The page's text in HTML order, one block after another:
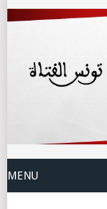
MENU